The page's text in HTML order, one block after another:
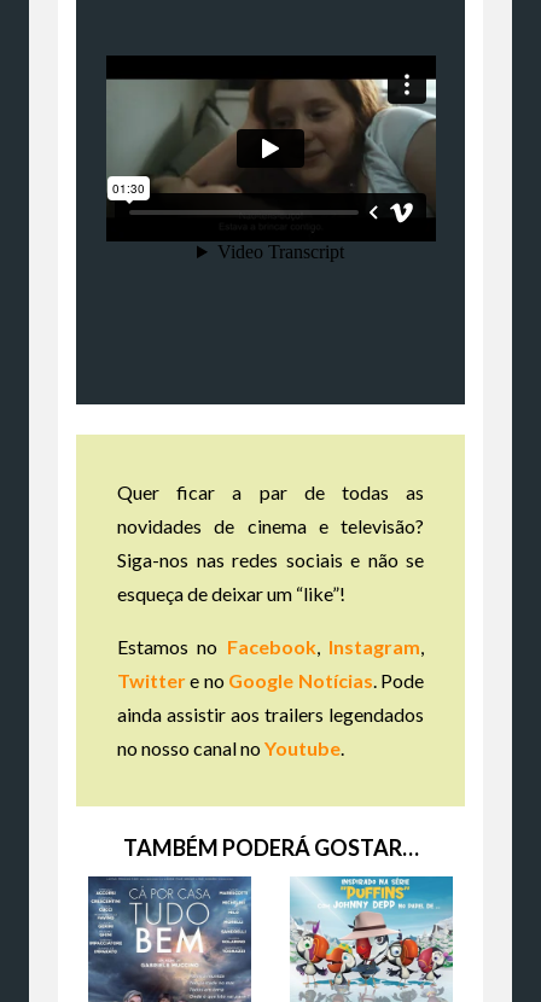
Quer ficar a par de todas as
novidades de cinema e televisão?
Siga-nos nas redes sociais e não se
esqueça de deixar um “like”!
Estamos no Facebook, Instagram
Twittere no Google Notícias . Pode
ainda assistir aos trailers legendados
no nosso canal noYoutube
TAMBÉM PODERÁ GOSTAR…